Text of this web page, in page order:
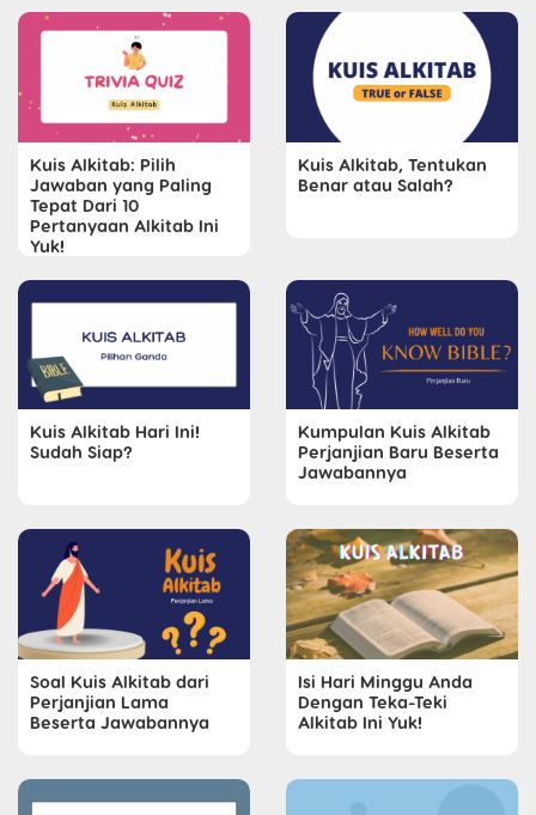
Kuis Alkitab: Pilih
Jawaban yang Paling
Tepat Dari 10
Pertanyaan Alkitab Ini
Yuk!
Kuis Alkitab, Tentukan
Benar atau Salah?
Kuis Alkitab Hari Ini!
Sudah Siap?
Kumpulan Kuis Alkitab
Perjanjian Baru Beserta
Jawabannya
Soal Kuis Alkitab dari
Perjanjian Lama
Beserta Jawabannya
Isi Hari Minggu Anda
Dengan Teka-Teki
Alkitab Ini Yuk!